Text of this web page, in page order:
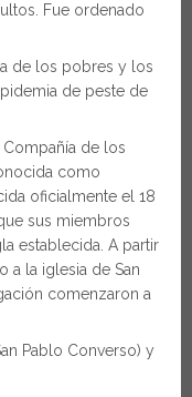
Fue ordenado
de los pobres y los
de peste de
Compañía de los
como
oficialmente el 18
sus miembros
establecida. A partir
a la iglesia de San
comenzaron a
Pablo Converso) y